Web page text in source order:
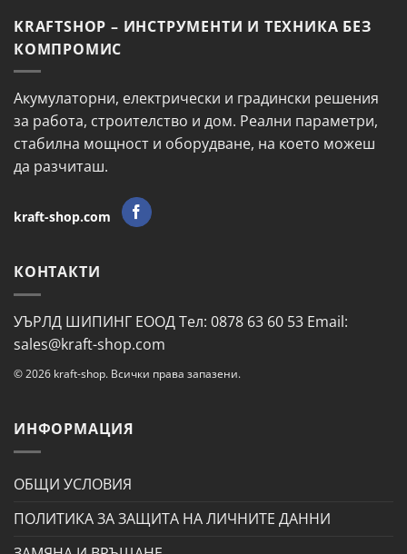
KRAFTSHOP – ИНСТРУМЕНТИ И ТЕХНИКА БЕЗ
КОМПРОМИС
Акумулаторни, електрически и градински решения
за работа, строителство и дом. Реални параметри,
стабилна мощност и оборудване, на което можеш
да разчиташ.
kraft-shop.com
КОНТАКТИ
УЪРЛД ШИПИНГ ЕООД Тел: 0878 63 60 53 Email:
sales@kraft-shop.com
© 2026 kraft-shop. Всички права запазени.
ИНФОРМАЦИЯ
ОБЩИ УСЛОВИЯ
ПОЛИТИКА ЗА ЗАЩИТА НА ЛИЧНИТЕ ДАННИ